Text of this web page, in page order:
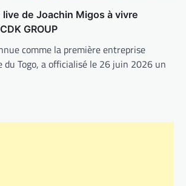
de Joachin Migos à vivre
GROUP
comme la première entreprise
du Togo, a officialisé le 26 juin 2026 un